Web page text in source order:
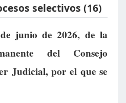
selectivos (16)
junio de 2026, de la
del Consejo
Judicial, por el que se